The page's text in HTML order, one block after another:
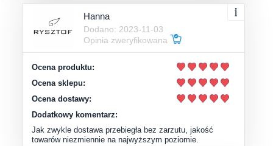
Hanna
Dodano: 2023-11-03
Opinia zweryfikowana
Ocena produktu:
Ocena sklepu:
Ocena dostawy:
Dodatkowy komentarz:
Jak zwykle dostawa przebiegła bez zarzutu, jakość
towarów niezmiennie na najwyższym poziomie.